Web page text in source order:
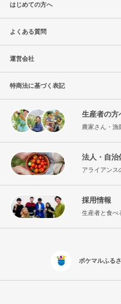
はじめての方へ
よくある質問
運営会社
特商法に基づく表記
生産者の方
農家さん・漁
法人・自治
アライアンス
採用情報
生産者と食べ
ポケマルふる